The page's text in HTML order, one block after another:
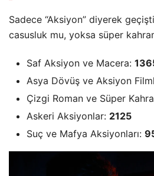
Sadece “Aksiyon” diyerek
casusluk mu, yoksa süper
Saf Aksiyon ve Macera:
Asya Dövüş ve Aksiyon
Çizgi Roman ve Süper
Askeri Aksiyonlar: 2125
Suç ve Mafya Aksiyonları: